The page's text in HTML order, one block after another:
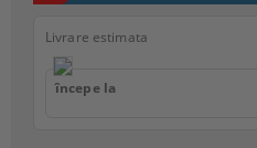
Livrare estimata
începe la